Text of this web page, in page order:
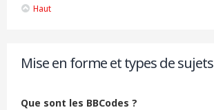
Haut
Mise en forme et types de sujets
Que sont les BBCodes ?